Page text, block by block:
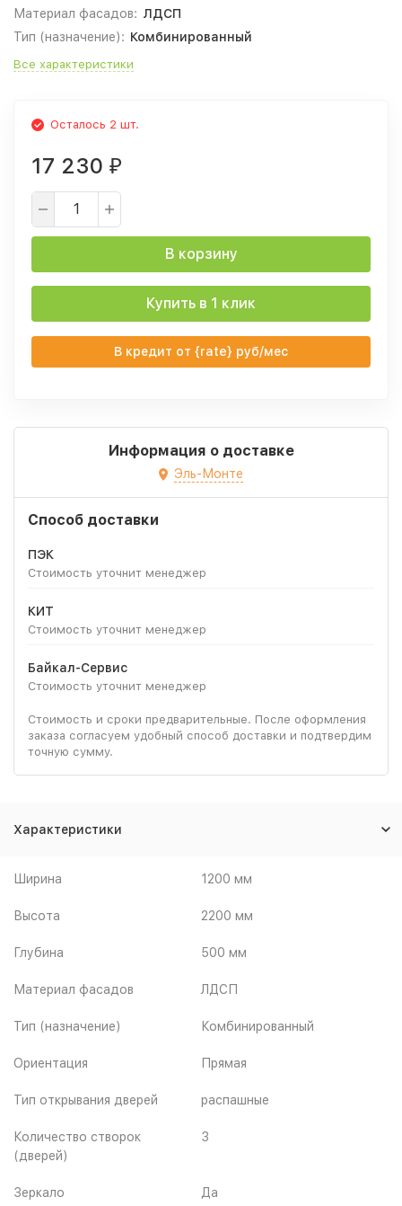
Материал фасадов: ЛДСП
Тип (назначение): Комбинированный
Все характеристики
Осталось 2 шт.
17 230 ₽
В корзину
Купить в 1 клик
В кредит от {rate} руб/мес
Информация о доставке
Эль-Монте
Способ доставки
ПЭК
Стоимость уточнит менеджер
КИТ
Стоимость уточнит менеджер
Байкал-Сервис
Стоимость уточнит менеджер
Стоимость и сроки предварительные. После оформления
заказа согласуем удобный способ доставки и подтвердим
точную сумму.
Характеристики
Ширина 1200 мм
Высота 2200 мм
Глубина 500 мм
Материал фасадов ЛДСП
Тип (назначение) Комбинированный
Ориентация Прямая
Тип открывания дверей распашные
Количество створок
(дверей)
3
Зеркало Да